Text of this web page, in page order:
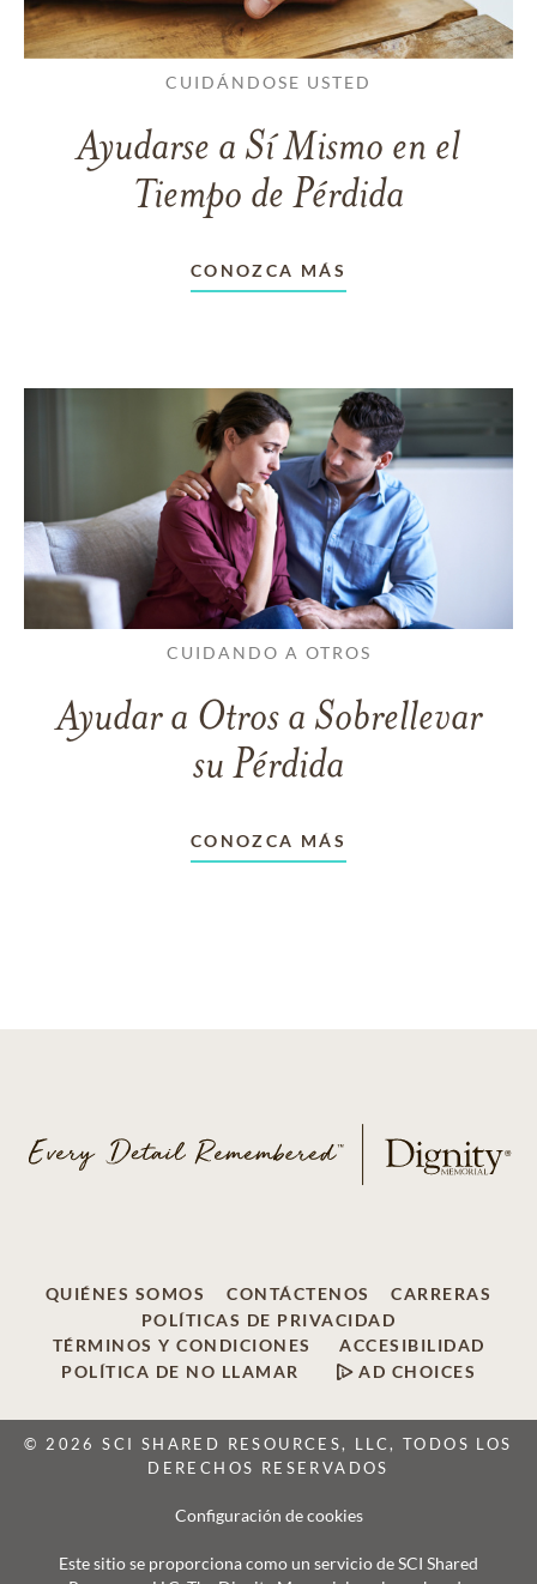
CUIDÁNDOSE USTED
Ayudarse a Sí Mismo en el
Tiempo de Pérdida
CONOZCA MÁS
CUIDANDO A OTROS
Ayudar a Otros a Sobrellevar
su Pérdida
CONOZCA MÁS
QUIÉNES SOMOS CONTÁCTENOS
CARRERAS
POLÍTICAS DE PRIVACIDAD
TÉRMINOS Y CONDICIONES
ACCESIBILIDAD
POLÍTICA DE NO LLAMAR
AD CHOICES
© 2026 SCI SHARED RESOURCES, LLC, TODOS LOS
DERECHOS RESERVADOS
Configuración de cookies
Este sitio se proporciona como un servicio de SCI Shared